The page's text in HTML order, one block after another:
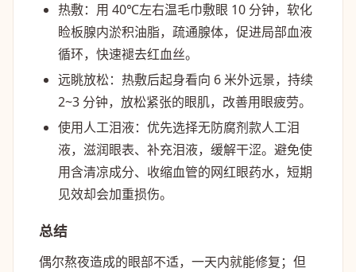
热敷：用 40℃左右温毛巾敷眼 10 分钟，软化
睑板腺内淤积油脂，疏通腺体，促进局部血液
循环，快速褪去红血丝。
远眺放松：热敷后起身看向 6 米外远景，持续
2~3 分钟，放松紧张的眼肌，改善用眼疲劳。
使用人工泪液：优先选择无防腐剂款人工泪
液，滋润眼表、补充泪液，缓解干涩。避免使
用含清凉成分、收缩血管的网红眼药水，短期
见效却会加重损伤。
总结
偶尔熬夜造成的眼部不适，一天内就能修复；但